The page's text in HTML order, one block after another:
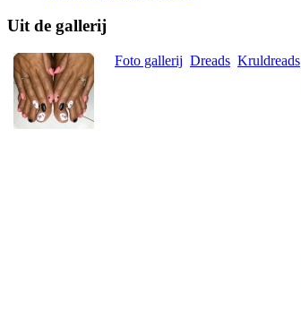
Uit de gallerij
Foto gallerij Dreads Kruldreads